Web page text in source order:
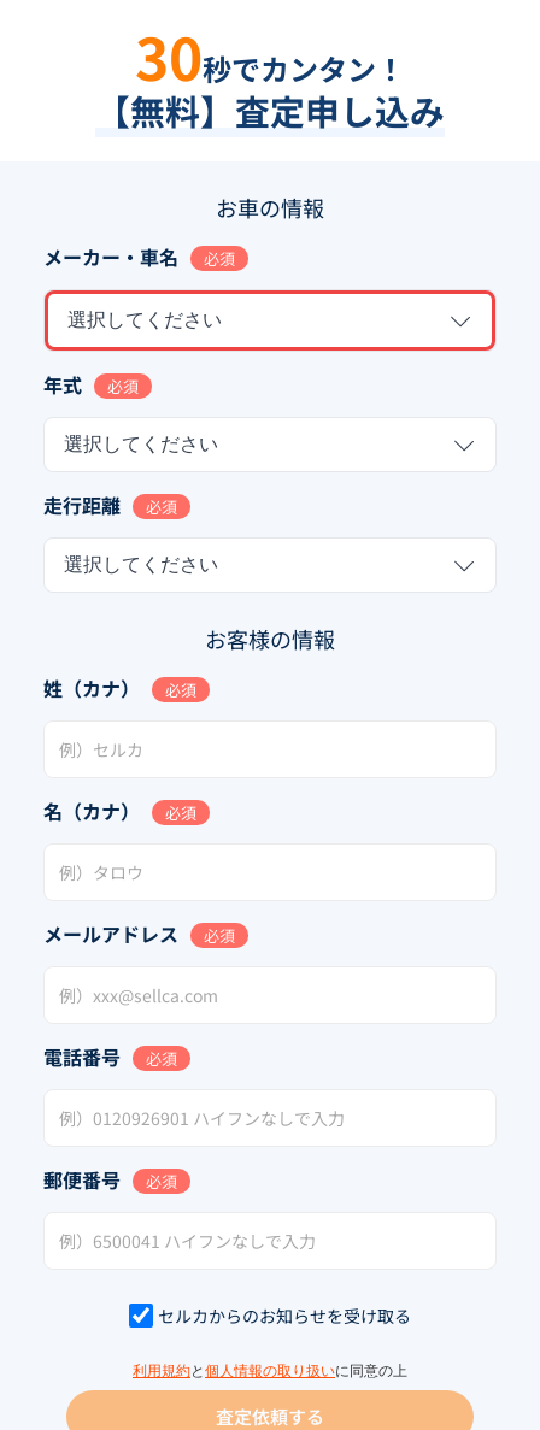
30秒でカンタン！
【無料】査定申し込み
お車の情報
メーカー・車名 必須
選択してください
年式 必須
選択してください
走行距離 必須
選択してください
お客様の情報
姓（カナ） 必須
名（カナ） 必須
メールアドレス 必須
電話番号 必須
郵便番号 必須
セルカからのお知らせを受け取る
利用規約と 個人情報の取り扱いに同意の上
査定依頼する